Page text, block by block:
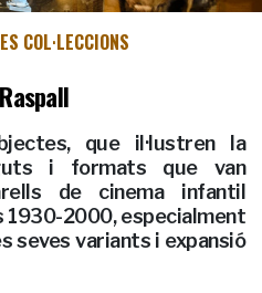
COL·LECCIONS
que il·lustren la
i formats que van
de cinema infantil
1930-2000, especialment
seves variants i expansió